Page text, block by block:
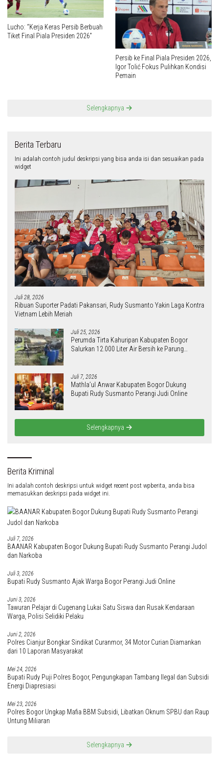
Lucho: “Kerja Keras Persib Berbuah
Tiket Final Piala Presiden 2026”
Persib ke Final Piala Presiden 2026,
Igor Tolić Fokus Pulihkan Kondisi
Pemain
Selengkapnya
Berita Terbaru
Ini adalah contoh judul deskripsi yang bisa anda isi dan sesuaikan pada
widget
Juli 28, 2026
Ribuan Suporter Padati Pakansari, Rudy Susmanto Yakin Laga Kontra
Vietnam Lebih Meriah
Juli 25, 2026
Perumda Tirta Kahuripan Kabupaten Bogor
Salurkan 12.000 Liter Air Bersih ke Parung
Juli 7, 2026
Mathla’ul Anwar Kabupaten Bogor Dukung
Bupati Rudy Susmanto Perangi Judi Online
Selengkapnya
Berita Kriminal
Ini adalah contoh deskripsi untuk widget recent post wpberita, anda bisa
memasukkan deskripsi pada widget ini.
Juli 7, 2026
BAANAR Kabupaten Bogor Dukung Bupati Rudy Susmanto Perangi Judol
dan Narkoba
Juli 3, 2026
Bupati Rudy Susmanto Ajak Warga Bogor Perangi Judi Online
Juni 3, 2026
Tawuran Pelajar di Cugenang Lukai Satu Siswa dan Rusak Kendaraan
Warga, Polisi Selidiki Pelaku
Juni 2, 2026
Polres Cianjur Bongkar Sindikat Curanmor, 34 Motor Curian Diamankan
dari 10 Laporan Masyarakat
Mei 24, 2026
Bupati Rudy Puji Polres Bogor, Pengungkapan Tambang Ilegal dan Subsidi
Energi Diapresiasi
Mei 23, 2026
Polres Bogor Ungkap Mafia BBM Subsidi, Libatkan Oknum SPBU dan Raup
Untung Miliaran
Selengkapnya